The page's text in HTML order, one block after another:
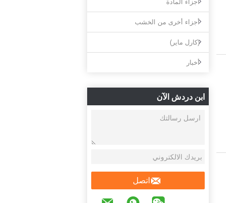
أجزاء المادة
أجزاء أخرى من الخشب
(كارل ماير)
أخبار
ابن دردش الآن
اتصل